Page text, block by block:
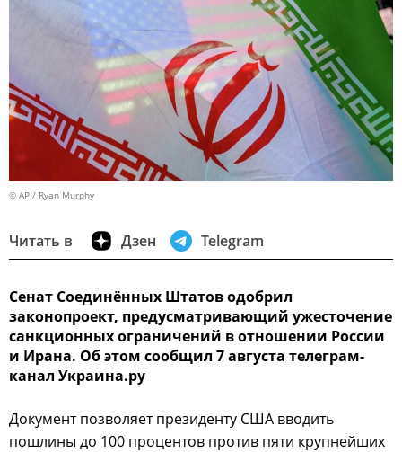
© AP / Ryan Murphy
Читать в Дзен Telegram
Сенат Соединённых Штатов одобрил
законопроект, предусматривающий ужесточение
санкционных ограничений в отношении России
и Ирана. Об этом сообщил 7 августа телеграм-
канал Украина.ру
Документ позволяет президенту США вводить
пошлины до 100 процентов против пяти крупнейших